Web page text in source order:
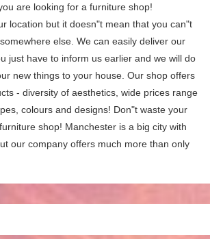
are looking for a furniture shop!
location but it doesn"t mean that you can"t
else. We can easily deliver our
just have to inform us earlier and we will do
new things to your house. Our shop offers
- diversity of aesthetics, wide prices range
colours and designs! Don"t waste your
shop! Manchester is a big city with
our company offers much more than only